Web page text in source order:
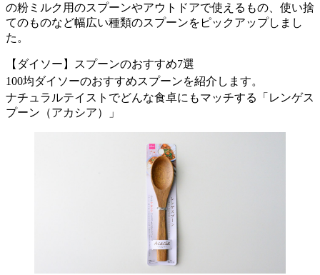
の粉ミルク用のスプーンやアウトドアで使えるもの、使い捨
てのものなど幅広い種類のスプーンをピックアップしまし
た。
【ダイソー】スプーンのおすすめ7選
100均ダイソーのおすすめスプーンを紹介します。
ナチュラルテイストでどんな食卓にもマッチする「レンゲス
プーン（アカシア）」